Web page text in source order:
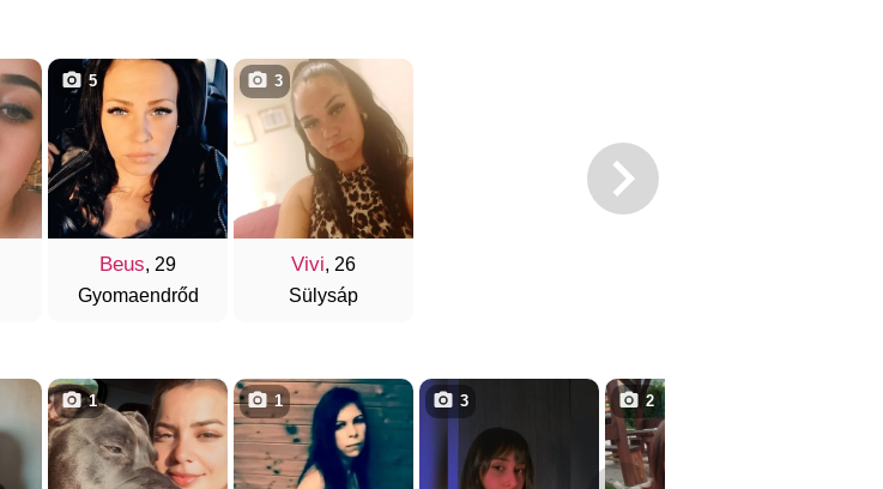
Beus, 29
Gyomaendrőd
5
Vivi, 26
Sülysáp
3
1 1 3 2